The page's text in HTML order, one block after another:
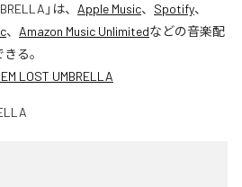
」は、 Apple Music、 Spotify、
、 Amazon Music Unlimitedなどの音楽配
る。
LOST UMBRELLA